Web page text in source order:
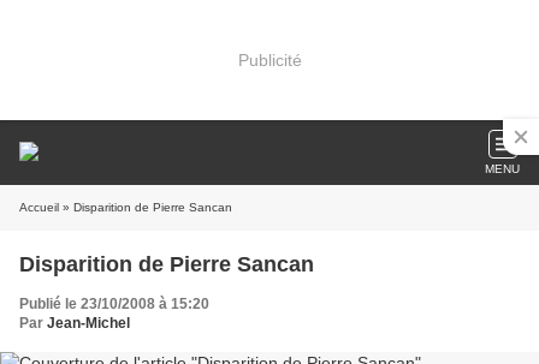
Publicité
MENU
Accueil » Disparition de Pierre Sancan
Disparition de Pierre Sancan
Publié le 23/10/2008 à 15:20
Par Jean-Michel